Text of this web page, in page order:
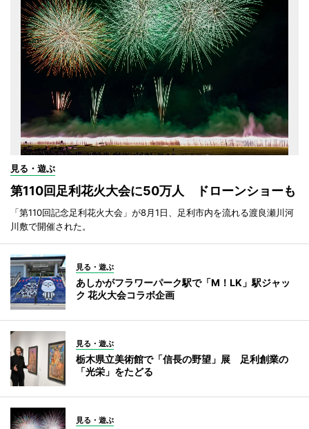
見る・遊ぶ
第110回足利花火大会に50万人 ドローンショーも
「第110回記念足利花火大会」が8月1日、足利市内を流れる渡良瀬川河
川敷で開催された。
見る・遊ぶ
あしかがフラワーパーク駅で「M！LK」駅ジャッ
ク 花火大会コラボ企画
見る・遊ぶ
栃木県立美術館で「信長の野望」展 足利創業の
「光栄」をたどる
見る・遊ぶ